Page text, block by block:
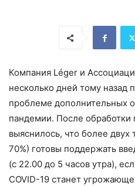
Компания Léger и
несколько дней тому назад
проблеме дополнительных
пандемии. После обработки
выяснилось, что более двух
70%) готовы поддержать
(с 22.00 до 5 часов утра),
COVID-19 станет